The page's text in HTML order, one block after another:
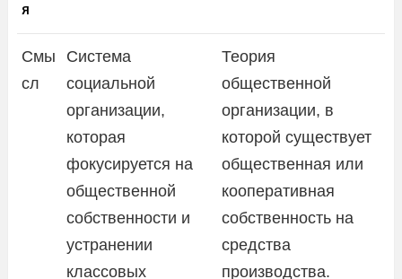
Я
Смы
сл
Система
социальной
организации,
которая
фокусируется на
общественной
собственности и
устранении
классовых
Теория
общественной
организации, в
которой существует
общественная или
кооперативная
собственность на
средства
производства.